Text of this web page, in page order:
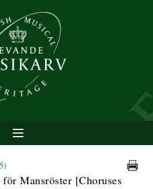
Mansröster [Choruses